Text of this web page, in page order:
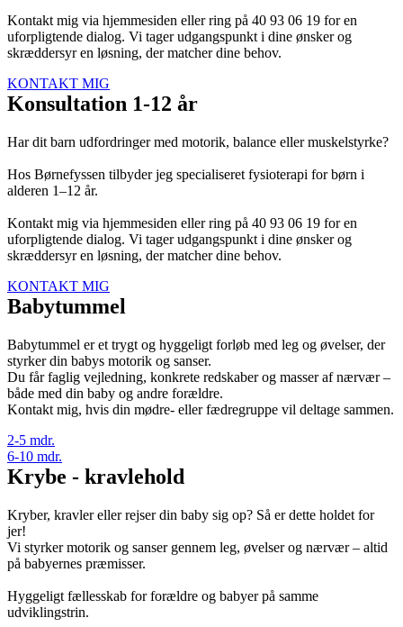
Kontakt mig via hjemmesiden eller ring på 40 93 06 19 for en
uforpligtende dialog. Vi tager udgangspunkt i dine ønsker og
skræddersyr en løsning, der matcher dine behov.
KONTAKT MIG
Konsultation 1-12 år
Har dit barn udfordringer med motorik, balance eller muskelstyrke?
Hos Børnefyssen tilbyder jeg specialiseret fysioterapi for børn i
alderen 1–12 år.
Kontakt mig via hjemmesiden eller ring på 40 93 06 19 for en
uforpligtende dialog. Vi tager udgangspunkt i dine ønsker og
skræddersyr en løsning, der matcher dine behov.
KONTAKT MIG
Babytummel
Babytummel er et trygt og hyggeligt forløb med leg og øvelser, der
styrker din babys motorik og sanser.
Du får faglig vejledning, konkrete redskaber og masser af nærvær –
både med din baby og andre forældre.
Kontakt mig, hvis din mødre- eller fædregruppe vil deltage sammen.
2-5 mdr.
6-10 mdr.
Krybe - kravlehold
Kryber, kravler eller rejser din baby sig op? Så er dette holdet for
jer!
Vi styrker motorik og sanser gennem leg, øvelser og nærvær – altid
på babyernes præmisser.
Hyggeligt fællesskab for forældre og babyer på samme
udviklingstrin.